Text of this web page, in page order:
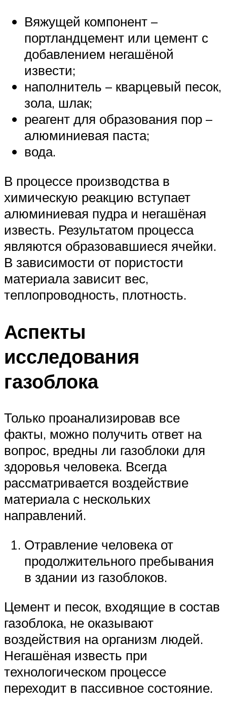
Вяжущей компонент –
портландцемент или цемент с
добавлением негашёной
извести;
наполнитель – кварцевый песок,
зола, шлак;
реагент для образования пор –
алюминиевая паста;
вода.
В процессе производства в
химическую реакцию вступает
алюминиевая пудра и негашёная
известь. Результатом процесса
являются образовавшиеся ячейки.
В зависимости от пористости
материала зависит вес,
теплопроводность, плотность.
Аспекты
исследования
газоблока
Только проанализировав все
факты, можно получить ответ на
вопрос, вредны ли газоблоки для
здоровья человека. Всегда
рассматривается воздействие
материала с нескольких
направлений.
Отравление человека от
продолжительного пребывания
в здании из газоблоков.
Цемент и песок, входящие в состав
газоблока, не оказывают
воздействия на организм людей.
Негашёная известь при
технологическом процессе
переходит в пассивное состояние.